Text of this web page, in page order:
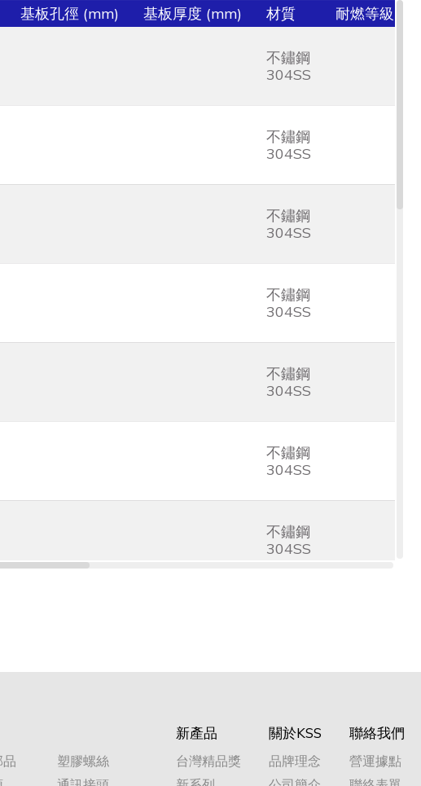
基板孔徑 (mm) 基板厚度 (mm) 材質 耐燃等級
不鏽鋼
304SS
不鏽鋼
304SS
不鏽鋼
304SS
不鏽鋼
304SS
不鏽鋼
304SS
不鏽鋼
304SS
不鏽鋼
304SS
不鏽鋼
304SS
塑膠螺絲
新產品
台灣精品獎
關於KSS
品牌理念
聯絡我們
營運據點